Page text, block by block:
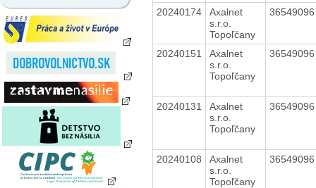
20240174
Axalnet
s.r.o.
Topoľčany
20240151
Axalnet
s.r.o.
Topoľčany
20240131
Axalnet
s.r.o.
Topoľčany
20240108
Axalnet
s.r.o.
Topoľčany